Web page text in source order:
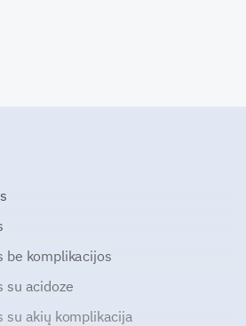
be komplikacijos
su acidoze
su akių komplikacija